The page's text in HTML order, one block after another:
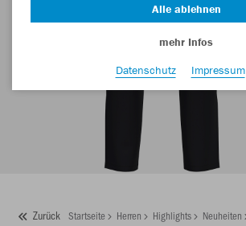
Zurück Startseite Herren Highlights Neuheiten
Alle ablehnen
mehr Infos
Datenschutz
Impressum